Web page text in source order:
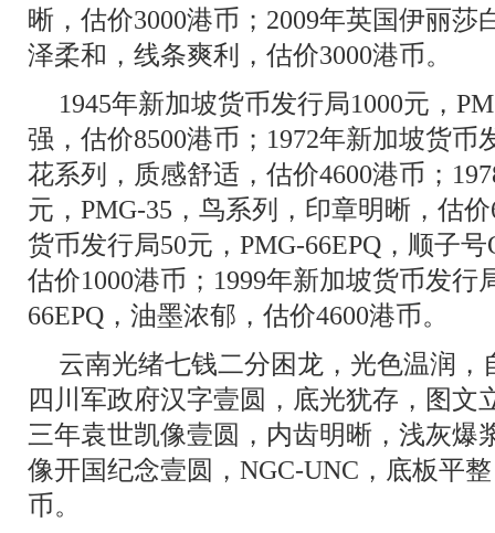
晰，估价3000港币；2009年英国伊丽
泽柔和，线条爽利，估价3000港币。
1945年新加坡货币发行局1000元，
强，估价8500港币；1972年新加坡货币
花系列，质感舒适，估价4600港币；
元，PMG-35，鸟系列，印章明晰，估
货币发行局50元，PMG-66EPQ，顺子
估价1000港币；1999年新加坡货币发行
66EPQ，油墨浓郁，估价4600港币。
云南光绪七钱二分困龙，光色温润，
四川军政府汉字壹圆，底光犹存，图文
三年袁世凯像壹圆，内齿明晰，浅灰爆
像开国纪念壹圆，NGC-UNC，底板平
币。